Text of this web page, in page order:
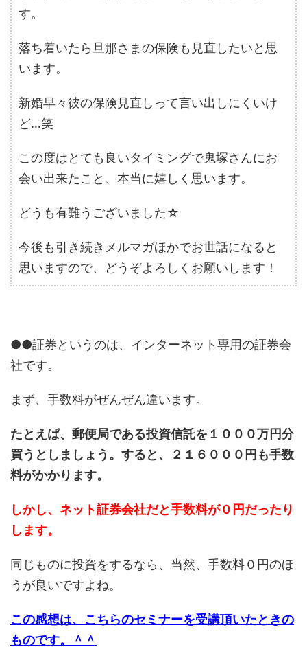
す。
落ち着いたら旦那さまの保険も見直したいと思
います。
新婚早々彼の保険見直しって言い出しにくいけ
ど…笑
この度はとても良いタイミングで鬼塚さんにお
会い出来たこと、本当に嬉しく思います。
どうも有難うございました☆
今後も引き続きメルマガほかでお世話になると
思いますので、どうぞよろしくお願いします！
●●証券というのは、インターネット専用の証券会
社です。
まず、手数料がぜんぜん違います。
たとえば、郵便局である投資信託を１０００万円分
買うとしましょう。すると、２１６０００円も手数
料がかかります。
しかし、ネット証券会社だと手数料が０円だったり
します。
同じものに投資をするなら、当然、手数料０円のほ
うが良いですよね。
この感想は、こちらのセミナーを受講頂いたときの
ものです。＾＾